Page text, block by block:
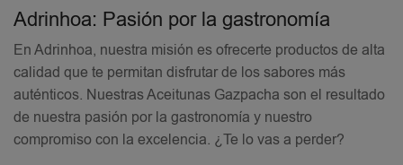
Adrinhoa: Pasión por la gastronomía
En Adrinhoa, nuestra misión es ofrecerte productos de alta
calidad que te permitan disfrutar de los sabores más
auténticos. Nuestras Aceitunas Gazpacha son el resultado
de nuestra pasión por la gastronomía y nuestro
compromiso con la excelencia. ¿Te lo vas a perder?